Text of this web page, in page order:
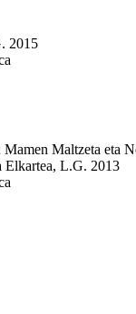
2015
Maltzeta eta
Elkartea, L.G. 2013